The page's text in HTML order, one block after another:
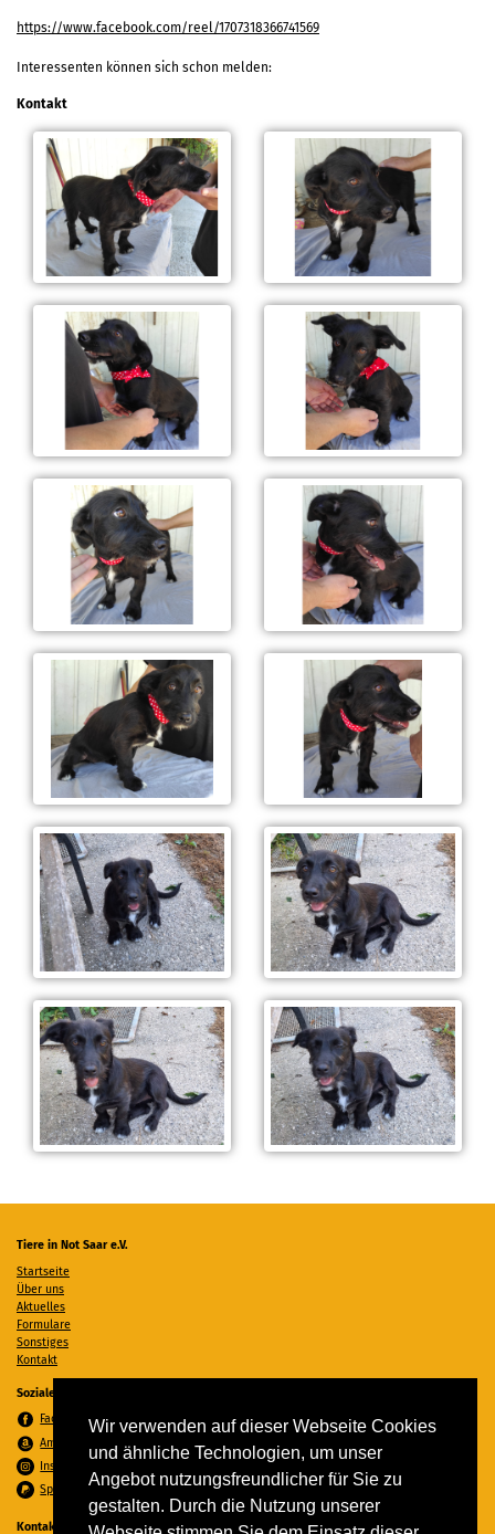
Wir verwenden auf dieser Webseite Cookies
und ähnliche Technologien, um unser
Angebot nutzungsfreundlicher für Sie zu
gestalten. Durch die Nutzung unserer
https://www.facebook.com/reel/1707318366741569
Interessenten können sich schon melden:
Kontakt
Tiere in Not Saar e.V.
Startseite
Über uns
Aktuelles
Formulare
Sonstiges
Kontakt
Soziale Medien
Facebook
Amazon Wunschzettel
Instagram
Spenden per PayPal
Kontakt